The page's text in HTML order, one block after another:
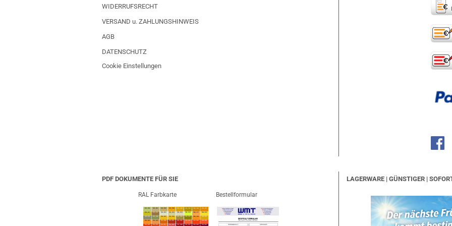
WIDERRUFSRECHT
VERSAND u. ZAHLUNGSHINWEIS
AGB
DATENSCHUTZ
Cookie Einstellungen
PDF DOKUMENTE FÜR SIE
RAL Farbkarte Bestellformular
LAGERWARE | GÜNSTIGER |